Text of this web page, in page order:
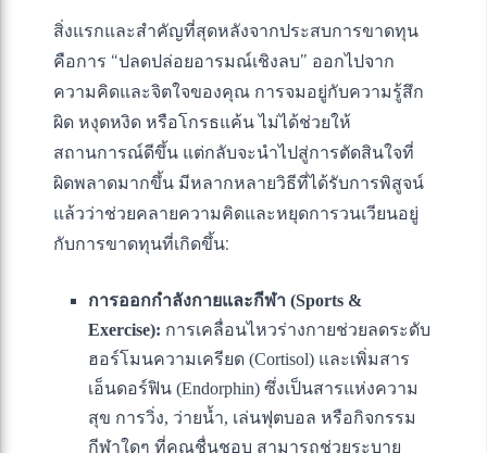
สิ่งแรกและสำคัญที่สุดหลังจากประสบการขาดทุน
คือการ “ปลดปล่อยอารมณ์เชิงลบ” ออกไปจาก
ความคิดและจิตใจของคุณ การจมอยู่กับความรู้สึก
ผิด หงุดหงิด หรือโกรธแค้น ไม่ได้ช่วยให้
สถานการณ์ดีขึ้น แต่กลับจะนำไปสู่การตัดสินใจที่
ผิดพลาดมากขึ้น มีหลากหลายวิธีที่ได้รับการพิสูจน์
แล้วว่าช่วยคลายความคิดและหยุดการวนเวียนอยู่
กับการขาดทุนที่เกิดขึ้น:
การออกกำลังกายและกีฬา (Sports &
Exercise): การเคลื่อนไหวร่างกายช่วยลดระดับ
ฮอร์โมนความเครียด (Cortisol) และเพิ่มสาร
เอ็นดอร์ฟิน (Endorphin) ซึ่งเป็นสารแห่งความ
สุข การวิ่ง, ว่ายน้ำ, เล่นฟุตบอล หรือกิจกรรม
กีฬาใดๆ ที่คุณชื่นชอบ สามารถช่วยระบาย